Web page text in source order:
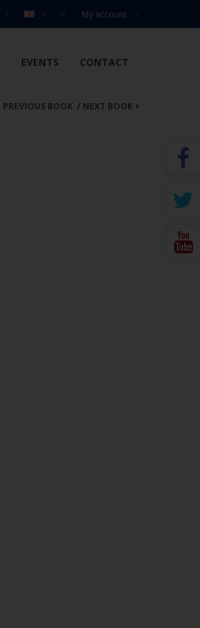
My account
EVENTS CONTACT
NEXT BOOK
PREVIOUS BOOK /